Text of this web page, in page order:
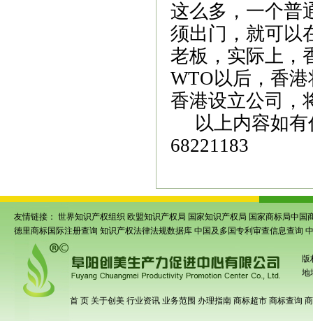
这么多，一个普
须出门，就可以
老板，实际上，
WTO以后，香
香港设立公司，
以上内容如
68221183
友情链接： 世界知识产权组织 欧盟知识产权局 国家知识产权局 国家商标局中国
德里商标国际注册查询 知识产权法律法规数据库 中国及多国专利审查信息查询
版
地
首 页 关于创美 行业资讯 业务范围 办理指南 商标超市 商标查询